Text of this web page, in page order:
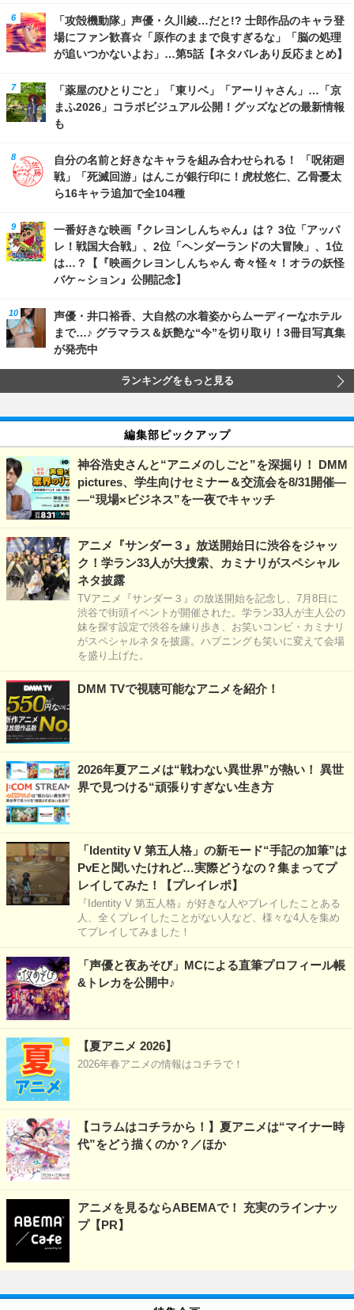
「攻殻機動隊」声優・久川綾…だと!? 士郎作品のキャラ登
場にファン歓喜☆「原作のままで良すぎるな」「脳の処理
が追いつかないよお」…第5話【ネタバレあり反応まとめ】
「薬屋のひとりごと」「東リベ」「アーリャさん」…「京
まふ2026」コラボビジュアル公開！グッズなどの最新情報
も
自分の名前と好きなキャラを組み合わせられる！ 「呪術廻
戦」「死滅回游」はんこが銀行印に！虎杖悠仁、乙骨憂太
ら16キャラ追加で全104種
一番好きな映画『クレヨンしんちゃん』は？ 3位「アッパ
レ！戦国大合戦」、2位「ヘンダーランドの大冒険」、1位
は…？【『映画クレヨンしんちゃん 奇々怪々！オラの妖怪
バケ～ション』公開記念】
声優・井口裕香、大自然の水着姿からムーディーなホテル
まで…♪ グラマラス＆妖艶な“今”を切り取り！3冊目写真集
が発売中
ランキングをもっと見る
編集部ピックアップ
神谷浩史さんと“アニメのしごと”を深掘り！ DMM
pictures、学生向けセミナー＆交流会を8/31開催―
―“現場×ビジネス”を一夜でキャッチ
アニメ『サンダー３』放送開始日に渋谷をジャッ
ク！学ラン33人が大捜索、カミナリがスペシャル
ネタ披露
TVアニメ『サンダー３』の放送開始を記念し、7月8日に
渋谷で街頭イベントが開催された。学ラン33人が主人公の
妹を探す設定で渋谷を練り歩き、お笑いコンビ・カミナリ
がスペシャルネタを披露。ハプニングも笑いに変えて会場
を盛り上げた。
DMM TVで視聴可能なアニメを紹介！
2026年夏アニメは“戦わない異世界”が熱い！ 異世
界で見つける“頑張りすぎない生き方
「Identity V 第五人格」の新モード“手記の加筆”は
PvEと聞いたけれど…実際どうなの？集まってプ
レイしてみた！【プレイレポ】
『Identity V 第五人格』が好きな人やプレイしたことある
人、全くプレイしたことがない人など、様々な4人を集め
てプレイしてみました！
「声優と夜あそび」MCによる直筆プロフィール帳
&トレカを公開中♪
【夏アニメ 2026】
2026年春アニメの情報はコチラで！
【コラムはコチラから！】夏アニメは“マイナー時
代”をどう描くのか？／ほか
アニメを見るならABEMAで！ 充実のラインナッ
プ【PR】